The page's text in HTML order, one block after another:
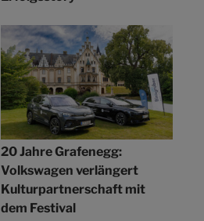
20 Jahre Grafenegg:
Volkswagen verlängert
Kulturpartnerschaft mit
dem Festival